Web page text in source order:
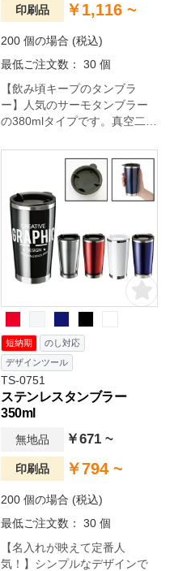
印刷品 ￥1,116 ~
200 個の場合 (税込)
最低ご注文数： 30 個
【飲み頃キープのタンブラ
ー】人気のサーモタンブラー
の380mlタイプです。真空二層
め、長時間適温で飲み物を楽
しむことができます。
短納期
のし対応
デザインツール
TS-0751
ステンレスタンブラー
350ml
無地品 ￥671 ~
印刷品 ￥794 ~
200 個の場合 (税込)
最低ご注文数： 30 個
【名入れが映えて定番人
気！】シンプルなデザインで